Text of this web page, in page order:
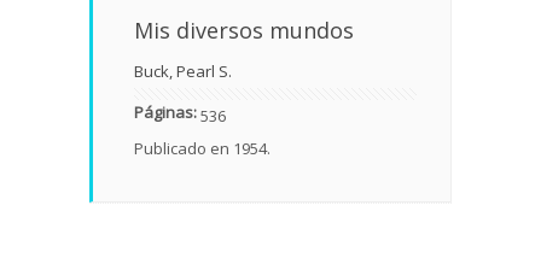
Mis diversos mundos
Buck, Pearl S.
Páginas:536
Publicado en 1954.